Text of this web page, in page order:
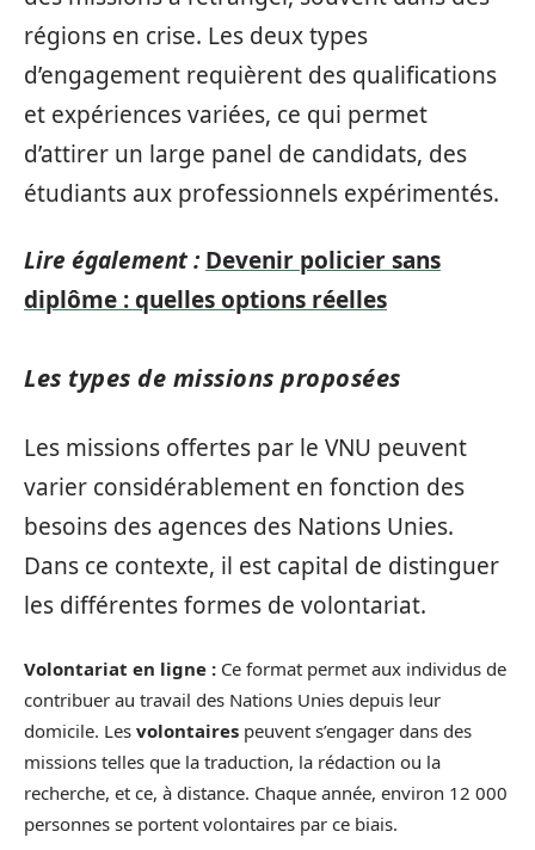
régions en crise. Les deux types
d’engagement requièrent des qualifications
et expériences variées, ce qui permet
d’attirer un large panel de candidats, des
étudiants aux professionnels expérimentés.
Lire également : Devenir policier sans
diplôme : quelles options réelles
Les types de missions proposées
Les missions offertes par le VNU peuvent
varier considérablement en fonction des
besoins des agences des Nations Unies.
Dans ce contexte, il est capital de distinguer
les différentes formes de volontariat.
Volontariat en ligne : Ce format permet aux individus de
contribuer au travail des Nations Unies depuis leur
domicile. Les volontaires peuvent s’engager dans des
missions telles que la traduction, la rédaction ou la
recherche, et ce, à distance. Chaque année, environ 12 000
personnes se portent volontaires par ce biais.